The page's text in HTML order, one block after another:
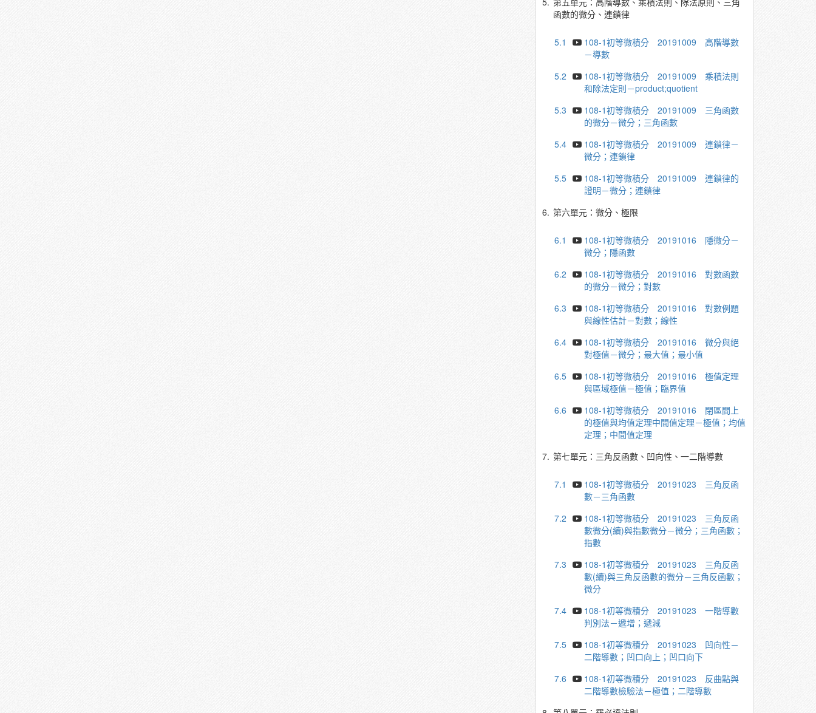
函數的微分、連鎖律
5.1
108-1初等微積分 20191009 高階導數
－導數
5.2
108-1初等微積分 20191009 乘積法則
和除法定則－product;quotient
5.3
108-1初等微積分 20191009 三角函數
的微分－微分；三角函數
5.4
108-1初等微積分 20191009 連鎖律－
微分；連鎖律
5.5
108-1初等微積分 20191009 連鎖律的
證明－微分；連鎖律
6. 第六單元：微分、極限
6.1
108-1初等微積分 20191016 隱微分－
微分；隱函數
6.2
108-1初等微積分 20191016 對數函數
的微分－微分；對數
6.3
108-1初等微積分 20191016 對數例題
與線性估計－對數；線性
6.4
108-1初等微積分 20191016 微分與絕
對極值－微分；最大值；最小值
6.5
108-1初等微積分 20191016 極值定理
與區域極值－極值；臨界值
6.6
108-1初等微積分 20191016 閉區間上
的極值與均值定理中間值定理－極值；均值
定理；中間值定理
7. 第七單元：三角反函數、凹向性、一二階導數
7.1
108-1初等微積分 20191023 三角反函
數－三角函數
7.2
108-1初等微積分 20191023 三角反函
數微分(續)與指數微分－微分；三角函數；
指數
7.3
108-1初等微積分 20191023 三角反函
數(續)與三角反函數的微分－三角反函數；
微分
7.4
108-1初等微積分 20191023 一階導數
判別法－遞增；遞減
7.5
108-1初等微積分 20191023 凹向性－
二階導數；凹口向上；凹口向下
7.6
108-1初等微積分 20191023 反曲點與
二階導數檢驗法－極值；二階導數